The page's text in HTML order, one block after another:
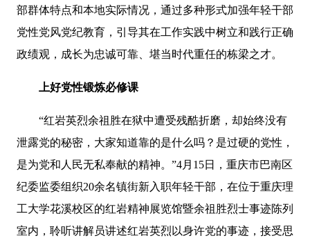
部群体特点和本地实际情况，通过多种形式加强年轻干部
党性党风党纪教育，引导其在工作实践中树立和践行正确
政绩观，成长为忠诚可靠、堪当时代重任的栋梁之才。
上好党性锻炼必修课
“红岩英烈余祖胜在狱中遭受残酷折磨，却始终没有
泄露党的秘密，大家知道靠的是什么吗？是过硬的党性，
是为党和人民无私奉献的精神。”4月15日，重庆市巴南区
纪委监委组织20余名镇街新入职年轻干部，在位于重庆理
工大学花溪校区的红岩精神展览馆暨余祖胜烈士事迹陈列
室内，聆听讲解员讲述红岩英烈以身许党的事迹，接受思